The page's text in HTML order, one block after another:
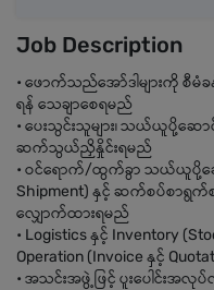
Job Description
• ဖောက်သည်အော်ဒါများကို စီမံ
ရန် သေချာစေရမည်
• ပေးသွင်းသူများ၊ သယ်ယူပို့ဆော
ဆက်သွယ်ညှိနှိုင်းရမည်
• ဝင်ရောက်/ထွက်ခွာ သယ်ယူပို့ဆေ
Shipment) နှင့် ဆက်စပ်စာရွက်စ
လျှောက်ထားရမည်
• Logistics နှင့် Inventory
Operation (Invoice နှင့်
• အသင်းအဖွဲ့ဖြင့် ပူးပေါင်းအလု